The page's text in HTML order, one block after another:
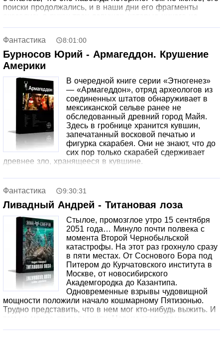
поиски продолжались, и в наши дни его фрагменты
фигурами в этой истории.
Фантастика 8:01:00
Бурносов Юрий - Армагеддон. Крушение
Америки
В очередной книге серии «Этногенез»
— «Армагеддон», отряд археологов из
соединенных штатов обнаруживает в
мексиканской сельве ранее не
обследованный древний город Майя.
Здесь в гробнице хранится кувшин,
запечатанный восковой печатью и
фигурка скарабея. Они не знают, что до
сих пор только скарабей сдерживает
древнее зло, хранящееся в кувшине.
Фантастика 9:30:31
Ливадный Андрей - Титановая лоза
Стылое, промозглое утро 15 сентября
2051 года… Минуло почти полвека с
момента Второй Чернобыльской
катастрофы. На этот раз грохнуло сразу
в пяти местах. От Соснового Бора под
Питером до Курчатовского института в
Москве, от новосибирского
Академгородка до Казантипа.
Одновременные взрывы чудовищной
мощности положили начало кошмарному Пятизонью.
Трудно представить, что в нем мог кто-нибудь выжить. И
тем не менее люди выжили. Новым сталкерам